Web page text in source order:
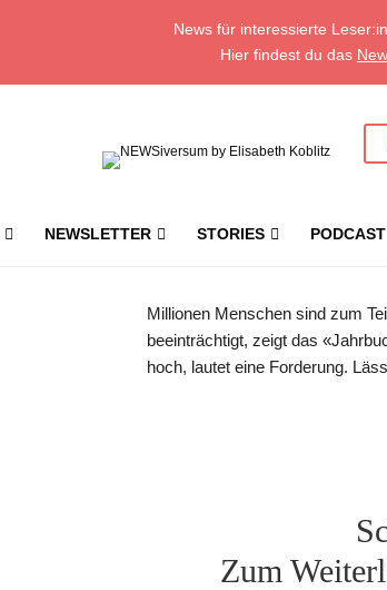
News für interessierte
Hier findest du das
NEWSLETTER STORIES PODCAST
Millionen Menschen sind zum
beeinträchtigt, zeigt das
hoch, lautet eine Forderung.
Zum